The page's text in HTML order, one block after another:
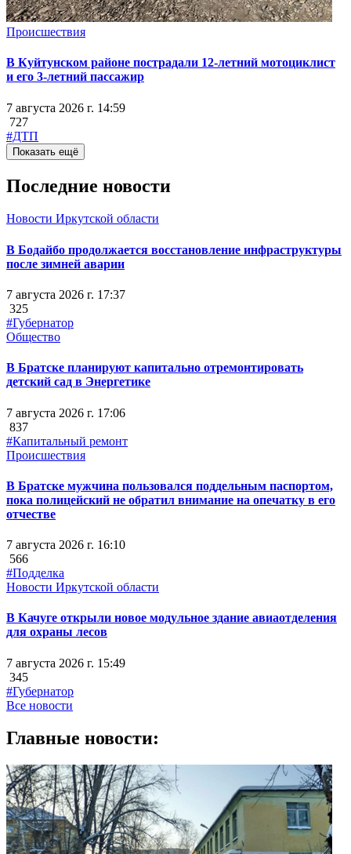
Происшествия
В Куйтунском районе пострадали 12-летний мотоциклист
и его 3-летний пассажир
7 августа 2026 г. 14:59
727
#ДТП
Показать ещё
Последние новости
Новости Иркутской области
В Бодайбо продолжается восстановление инфраструктуры
после зимней аварии
7 августа 2026 г. 17:37
325
#Губернатор
Общество
В Братске планируют капитально отремонтировать
детский сад в Энергетике
7 августа 2026 г. 17:06
837
#Капитальный ремонт
Происшествия
В Братске мужчина пользовался поддельным паспортом,
пока полицейский не обратил внимание на опечатку в его
отчестве
7 августа 2026 г. 16:10
566
#Подделка
Новости Иркутской области
В Качуге открыли новое модульное здание авиаотделения
для охраны лесов
7 августа 2026 г. 15:49
345
#Губернатор
Все новости
Главные новости: